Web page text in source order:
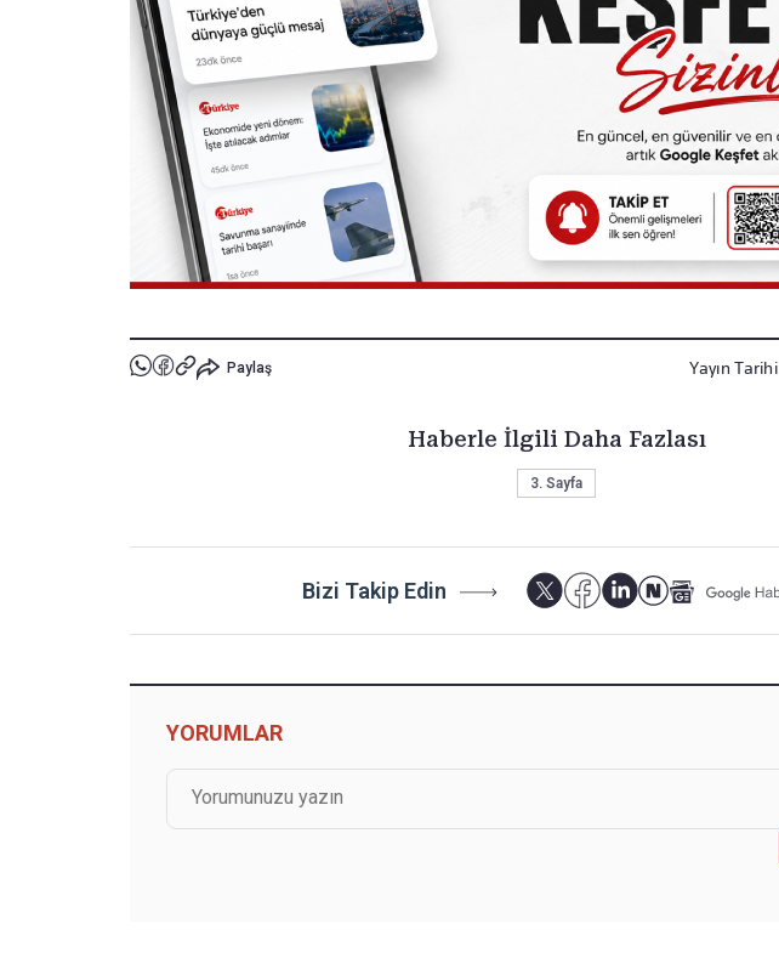
Paylaş Yayın Tarihi
Haberle İlgili Daha Fazlası
3. Sayfa
Bizi Takip Edin
YORUMLAR